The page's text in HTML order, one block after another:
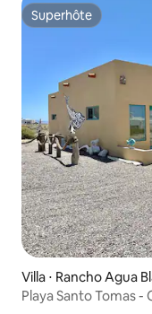
Superhôte
Superhôte
Villa ⋅ Rancho Agua
Playa Santo Tomas -